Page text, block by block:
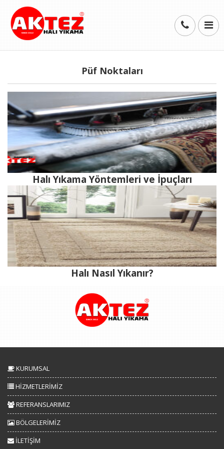
Püf Noktaları
Halı Yıkama Yöntemleri ve İpuçları
Halı Nasıl Yıkanır?
KURUMSAL
HİZMETLERİMİZ
REFERANSLARIMIZ
BÖLGELERİMİZ
İLETİŞİM